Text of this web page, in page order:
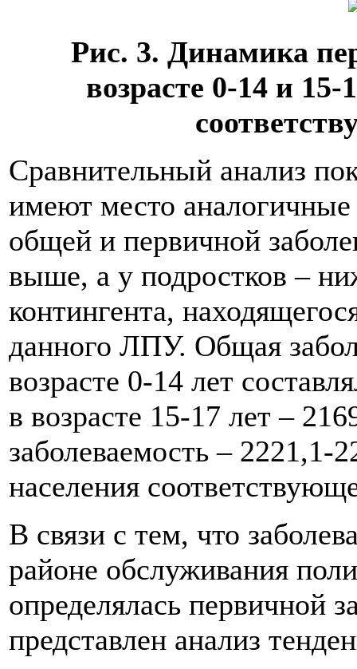
Рис. 3. Динамика
возрасте 0-14 и
Сравнительный анализ
имеют место
общей и первичной
выше, а у подростков –
контингента,
данного ЛПУ. Общая
возрасте 0-14 лет
в возрасте 15-17 лет –
заболеваемость – 2221,1-
населения
В связи с тем, что
районе обслуживания
определялась первичной
представлен анализ